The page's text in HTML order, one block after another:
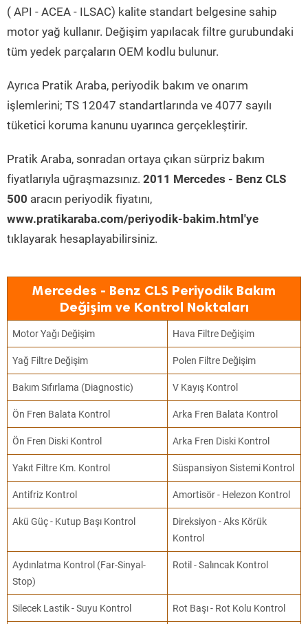
( API - ACEA - ILSAC) kalite standart belgesine sahip
motor yağ kullanır. Değişim yapılacak filtre gurubundaki
tüm yedek parçaların OEM kodlu bulunur.
Ayrıca Pratik Araba, periyodik bakım ve onarım
işlemlerini; TS 12047 standartlarında ve 4077 sayılı
tüketici koruma kanunu uyarınca gerçekleştirir.
Pratik Araba, sonradan ortaya çıkan sürpriz bakım
fiyatlarıyla uğraşmazsınız. 2011 Mercedes - Benz CLS
500 aracın periyodik fiyatını,
www.pratikaraba.com/periyodik-bakim.html'ye
tıklayarak hesaplayabilirsiniz.
Mercedes - Benz CLS Periyodik Bakım
Değişim ve Kontrol Noktaları
Motor Yağı Değişim Hava Filtre Değişim
Yağ Filtre Değişim Polen Filtre Değişim
Bakım Sıfırlama (Diagnostic) V Kayış Kontrol
Ön Fren Balata Kontrol Arka Fren Balata Kontrol
Ön Fren Diski Kontrol Arka Fren Diski Kontrol
Yakıt Filtre Km. Kontrol Süspansiyon Sistemi Kontrol
Antifriz Kontrol Amortisör - Helezon Kontrol
Akü Güç - Kutup Başı Kontrol
Direksiyon - Aks Körük
Kontrol
Aydınlatma Kontrol (Far-Sinyal-
Stop)
Rotil - Salıncak Kontrol
Silecek Lastik - Suyu Kontrol Rot Başı - Rot Kolu Kontrol